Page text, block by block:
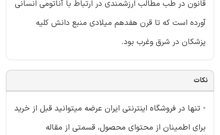
قانون در طب مطالب ارزشمندی در ارتباط با آناتومی انسانی
آورده است که تا قرن هفدهم میلادی منبع دانش کلیه
پزشکان در شرق وغرب بود.
نکات
- تنها در فروشگاه اینترنتی ایران عرضه میتوانید قبل از خرید
برای اطمینان از محتوای محصول، قسمتی از مقاله